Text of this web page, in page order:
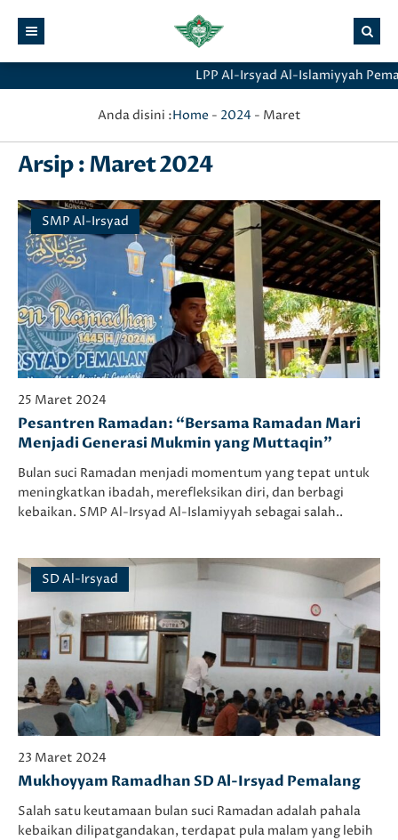
LPP Al-Irsyad Al-Islamiyyah
Anda disini :Home - 2024- Maret
Arsip : Maret 2024
SMP Al-Irsyad
25 Maret 2024
Pesantren Ramadan: “Bersama Ramadan Mari
Menjadi Generasi Mukmin yang Muttaqin”
Bulan suci Ramadan menjadi momentum yang tepat untuk
meningkatkan ibadah, merefleksikan diri, dan berbagi
kebaikan. SMP Al-Irsyad Al-Islamiyyah sebagai salah..
SD Al-Irsyad
23 Maret 2024
Mukhoyyam Ramadhan SD Al-Irsyad Pemalang
Salah satu keutamaan bulan suci Ramadan adalah pahala
kebaikan dilipatgandakan, terdapat pula malam yang lebih